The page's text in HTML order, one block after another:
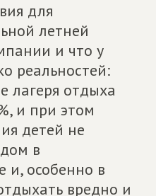
для
летней
и что у
реальностей:
лагеря отдыха
и при этом
детей не
в
и, особенно в
вредно и